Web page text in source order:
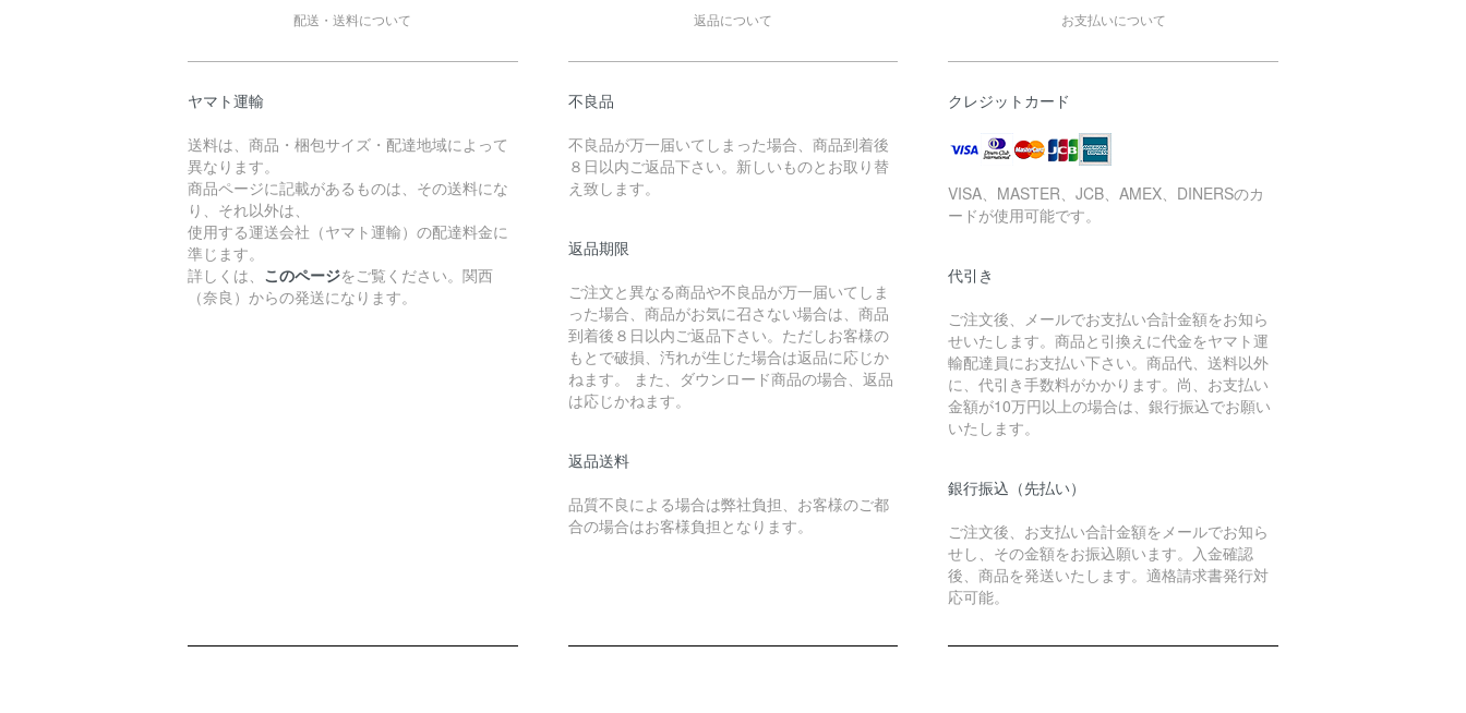
配送・送料について
ヤマト運輸
送料は、商品・梱包サイズ・配達地域によって
異なります。
商品ページに記載があるものは、その送料にな
り、それ以外は、
使用する運送会社（ヤマト運輸）の配達料金に
準じます。
詳しくは、 このページをご覧ください。関西
（奈良）からの発送になります。
返品について
不良品
不良品が万一届いてしまった場合、商品到着後
８日以内ご返品下さい。新しいものとお取り替
え致します。
返品期限
ご注文と異なる商品や不良品が万一届いてしま
った場合、商品がお気に召さない場合は、商品
到着後８日以内ご返品下さい。ただしお客様の
もとで破損、汚れが生じた場合は返品に応じか
ねます。 また、ダウンロード商品の場合、返品
は応じかねます。
返品送料
品質不良による場合は弊社負担、お客様のご都
合の場合はお客様負担となります。
お支払いについて
クレジットカード
VISA、MASTER、JCB、AMEX、DINERSのカ
ードが使用可能です。
代引き
ご注文後、メールでお支払い合計金額をお知ら
せいたします。商品と引換えに代金をヤマト運
輸配達員にお支払い下さい。商品代、送料以外
に、代引き手数料がかかります。尚、お支払い
金額が10万円以上の場合は、銀行振込でお願い
いたします。
銀行振込（先払い）
ご注文後、お支払い合計金額をメールでお知ら
せし、その金額をお振込願います。入金確認
後、商品を発送いたします。適格請求書発行対
応可能。